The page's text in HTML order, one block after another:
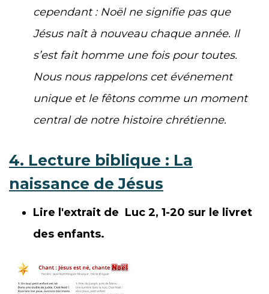
cependant : Noël ne signifie pas que
Jésus naît à nouveau chaque année. Il
s’est fait homme une fois pour toutes.
Nous nous rappelons cet événement
unique et le fêtons comme un moment
central de notre histoire chrétienne.
4. Lecture biblique : La
naissance de Jésus
Lire l'extrait de Luc 2, 1-20 sur le livret
des enfants.